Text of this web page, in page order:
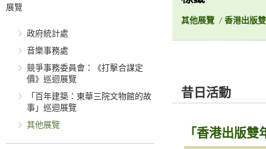
展覽
政府統計處
音樂事務處
競爭事務委員會：《打擊合謀定
價》巡迴展覽
「百年建築：東華三院文物館的故
事」巡迴展覽
其他展覽
其他展覽 / 香港出版
昔日活動
「香港出版